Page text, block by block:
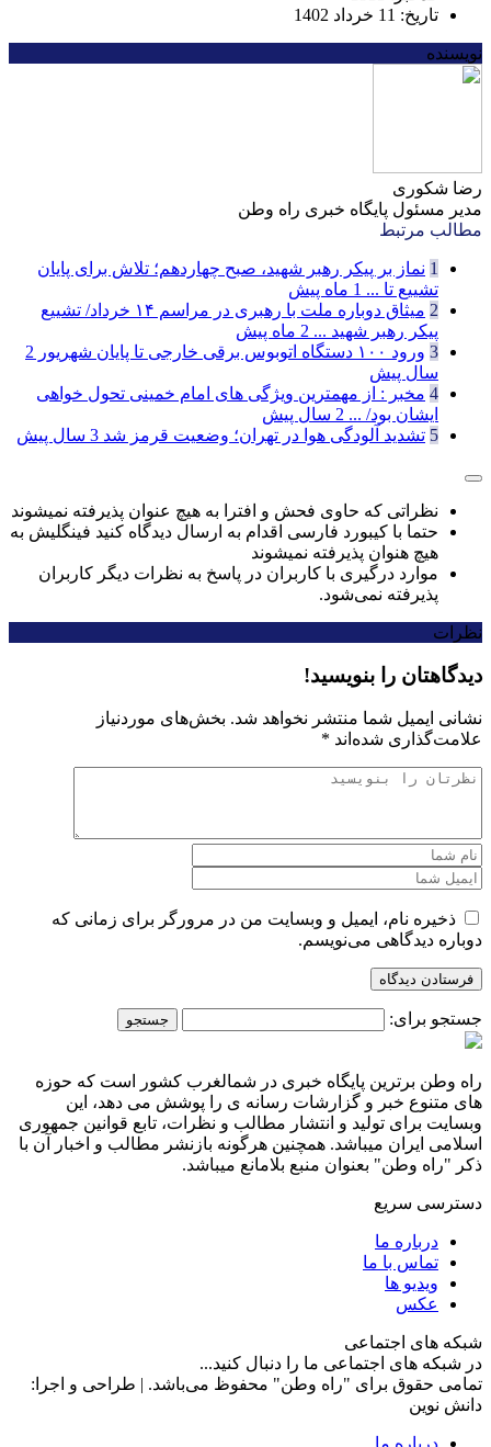
تاریخ: 11 خرداد 1402
نویسنده
رضا شکوری
مدیر مسئول پایگاه خبری راه وطن
مطالب مرتبط
1 نماز بر پیکر رهبر شهید، صبح چهاردهم؛ تلاش برای پایان
تشییع تا ... 1 ماه پیش
2
میثاق دوباره ملت با رهبری در مراسم ۱۴ خرداد/ تشییع
پیکر رهبر شهید ... 2 ماه پیش
3 ورود ۱۰۰ دستگاه اتوبوس برقی خارجی تا پایان شهریور
2
سال پیش
4 مخبر : از مهمترین ویژگی های امام خمینی تحول خواهی
ایشان بود/ ... 2 سال پیش
5 تشدید آلودگی هوا در تهران؛ وضعیت قرمز شد 3 سال پیش
نظراتی که حاوی فحش و افترا به هیچ عنوان پذیرفته نمیشوند
حتما با کیبورد فارسی اقدام به ارسال دیدگاه کنید فینگلیش به
هیچ هنوان پذیرفته نمیشوند
موارد درگیری با کاربران در پاسخ به نظرات دیگر کاربران
پذیرفته نمی‌شود.
نظرات
دیدگاهتان را بنویسید!
نشانی ایمیل شما منتشر نخواهد شد. بخش‌های موردنیاز
علامت‌گذاری شده‌اند *
ذخیره نام، ایمیل و وبسایت من در مرورگر برای زمانی که
دوباره دیدگاهی می‌نویسم.
جستجو برای:
راه وطن برترین پایگاه خبری در شمالغرب کشور است که حوزه
های متنوع خبر و گزارشات رسانه ی را پوشش می دهد، این
وبسایت برای تولید و انتشار مطالب و نظرات، تابع قوانین جمهوری
اسلامی ایران میباشد. همچنین هرگونه بازنشر مطالب و اخبار آن با
ذکر "راه وطن" بعنوان منبع بلامانع میباشد.
دسترسی سریع
درباره ما
تماس با ما
ویدیو ها
عکس
شبکه های اجتماعی
در شبکه های اجتماعی ما را دنبال کنید...
تمامی حقوق برای "راه وطن" محفوظ می‌باشد. | طراحی و اجرا:
دانش نوین